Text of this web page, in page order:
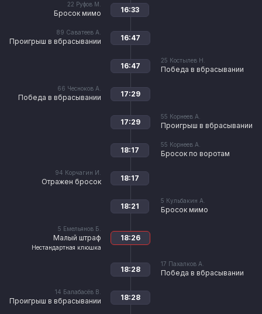
22 Руфов М.
Бросок мимо 16:33
89 Саватеев А.
Проигрыш в вбрасывании 16:47
25 Костылев Н.
Победа в вбрасывании
16:47
66 Чесноков А.
Победа в вбрасывании 17:29
55 Корнеев А.
Проигрыш в вбрасывании
17:29
55 Корнеев А.
Бросок по воротам
18:17
94 Корчагин И.
Отражен бросок 18:17
5 Кульбакин А.
Бросок мимо
18:21
5 Емельянов Б.
Малый штраф
Нестандартная клюшка
18:26
17 Пахалков А.
Победа в вбрасывании
18:28
14 Балабасёв В.
Проигрыш в вбрасывании 18:28